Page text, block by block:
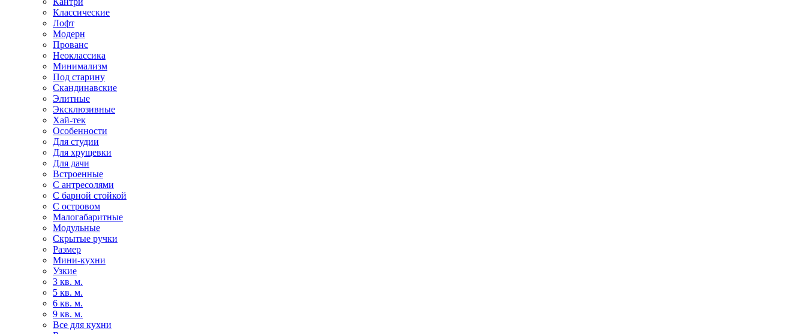
Классические
Лофт
Модерн
Прованс
Неоклассика
Минимализм
Под старину
Скандинавские
Элитные
Эксклюзивные
Хай-тек
Особенности
Для студии
Для хрущевки
Для дачи
Встроенные
С антресолями
С барной стойкой
С островом
Малогабаритные
Модульные
Скрытые ручки
Размер
Мини-кухни
Узкие
3 кв. м.
5 кв. м.
6 кв. м.
9 кв. м.
Все для кухни